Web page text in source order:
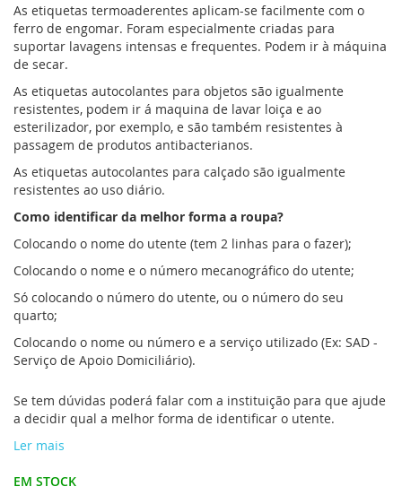
As etiquetas termoaderentes aplicam-se facilmente com o
ferro de engomar. Foram especialmente criadas para
suportar lavagens intensas e frequentes. Podem ir à máquina
de secar.
As etiquetas autocolantes para objetos são igualmente
resistentes, podem ir á maquina de lavar loiça e ao
esterilizador, por exemplo, e são também resistentes à
passagem de produtos antibacterianos.
As etiquetas autocolantes para calçado são igualmente
resistentes ao uso diário.
Como identificar da melhor forma a roupa?
Colocando o nome do utente (tem 2 linhas para o fazer);
Colocando o nome e o número mecanográfico do utente;
Só colocando o número do utente, ou o número do seu
quarto;
Colocando o nome ou número e a serviço utilizado (Ex: SAD -
Serviço de Apoio Domiciliário).
Se tem dúvidas poderá falar com a instituição para que ajude
a decidir qual a melhor forma de identificar o utente.
Ler mais
EM STOCK